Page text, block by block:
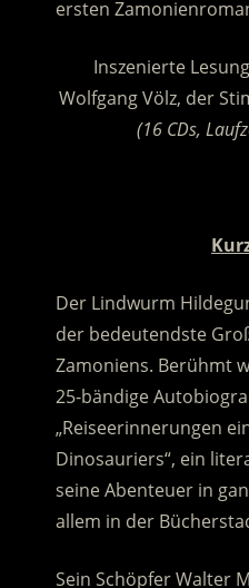
ersten
Inszenierte
Wolfgang Völz, der
(16 CDs,
Der Lindwurm
der bedeutendste
Zamoniens. Berühmt
25-bändige
„Reiseerinnerungen
Dinosauriers“, ein
seine Abenteuer in
allem in der
Sein Schöpfer Walter